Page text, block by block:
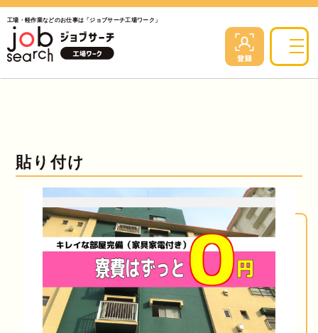
工場・軽作業などのお仕事は「ジョブサーチ工場ワーク」
貼り付け